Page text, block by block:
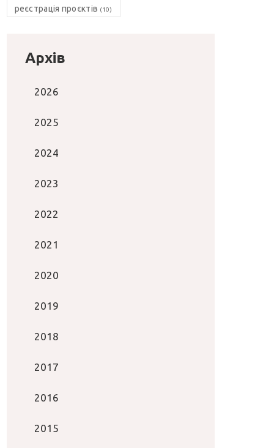
реєстрація проєктів (10)
Архів
2026
2025
2024
2023
2022
2021
2020
2019
2018
2017
2016
2015